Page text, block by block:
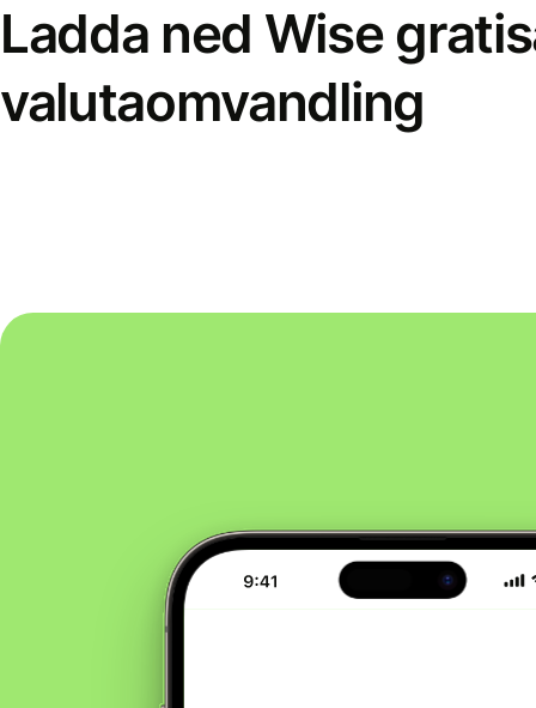
Ladda ned Wise
valutaomvandling